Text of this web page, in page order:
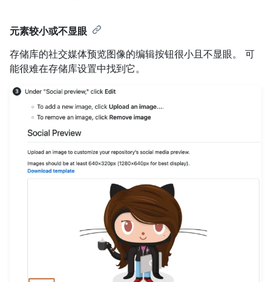
元素较小或不显眼
存储库的社交媒体预览图像的编辑按钮很小且不显眼。 可
能很难在存储库设置中找到它。